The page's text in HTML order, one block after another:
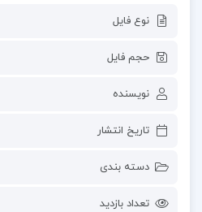
نوع فایل
حجم فایل
نویسنده
تاریخ انتشار
دسته بندی
تعداد بازدید